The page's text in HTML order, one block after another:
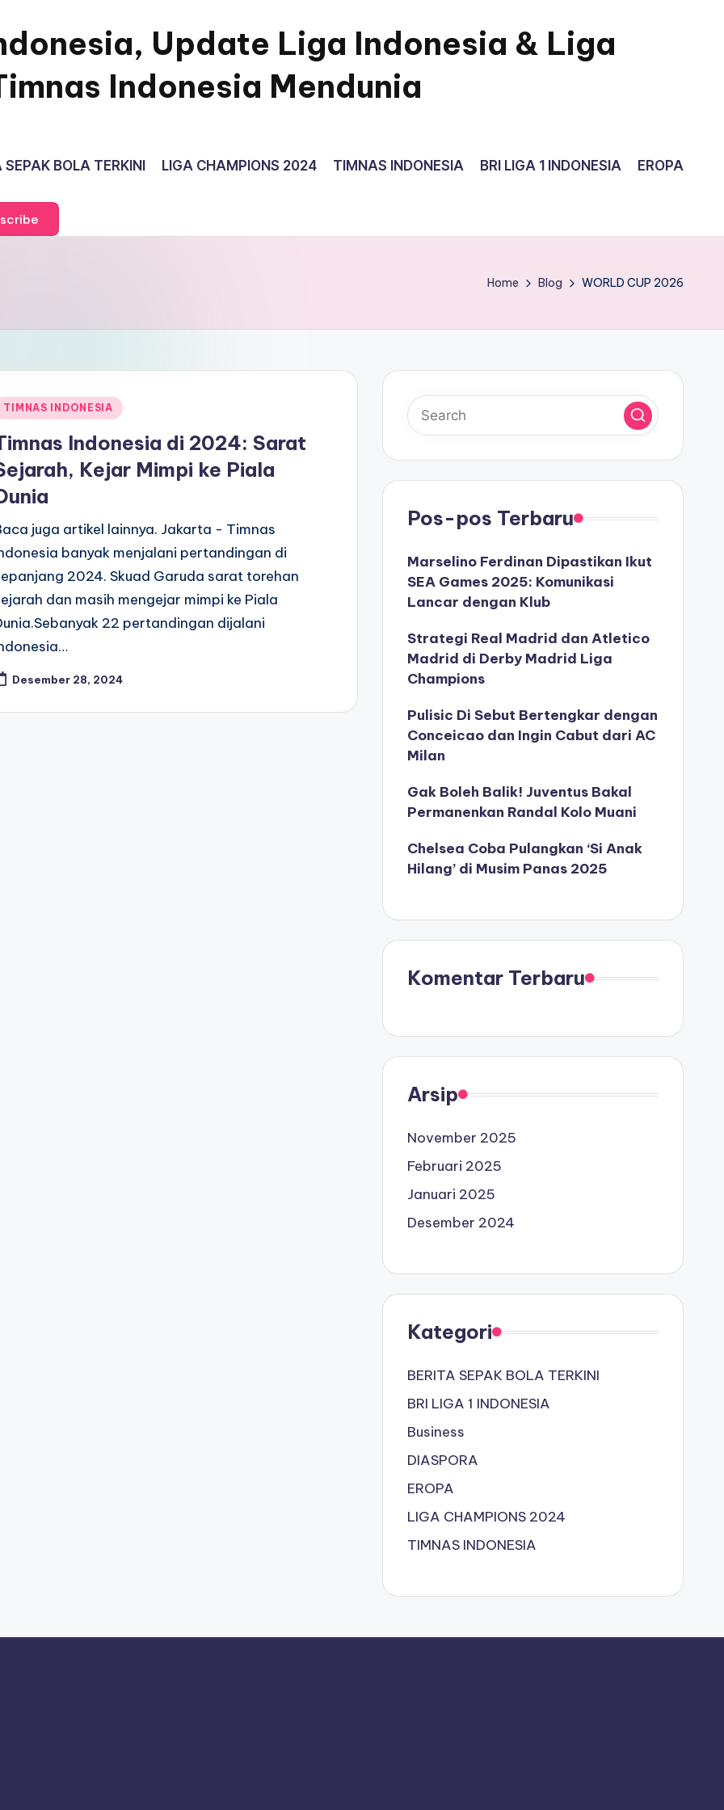
Update Liga Indonesia & Liga
Indonesia Mendunia
SEPAK BOLA TERKINI LIGA CHAMPIONS 2024 TIMNAS INDONESIA BRI LIGA 1 INDONESIA EROPA
Home Blog WORLD CUP 2026
TIMNAS INDONESIA
Indonesia di 2024: Sarat
Kejar Mimpi ke Piala
juga artikel lainnya. Jakarta - Timnas
banyak menjalani pertandingan di
2024. Skuad Garuda sarat torehan
dan masih mengejar mimpi ke Piala
22 pertandingan dijalani
Desember 28, 2024
Pos-pos Terbaru
Marselino Ferdinan Dipastikan Ikut
SEA Games 2025: Komunikasi
Lancar dengan Klub
Strategi Real Madrid dan Atletico
Madrid di Derby Madrid Liga
Champions
Pulisic Di Sebut Bertengkar dengan
Conceicao dan Ingin Cabut dari AC
Milan
Gak Boleh Balik! Juventus Bakal
Permanenkan Randal Kolo Muani
Chelsea Coba Pulangkan ‘Si Anak
Hilang’ di Musim Panas 2025
Komentar Terbaru
Arsip
November 2025
Februari 2025
Januari 2025
Desember 2024
Kategori
BERITA SEPAK BOLA TERKINI
BRI LIGA 1 INDONESIA
Business
DIASPORA
EROPA
LIGA CHAMPIONS 2024
TIMNAS INDONESIA